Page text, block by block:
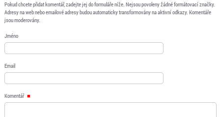
Pokud chcete přidat komentář, zadejte jej do formuláře níže. Nejsou povoleny žádné formátovací značky.
Adresy na web nebo emailové adresy budou automaticky transformovány na aktivní odkazy. Komentáře
jsou moderovány.
Jméno
Email
Komentář